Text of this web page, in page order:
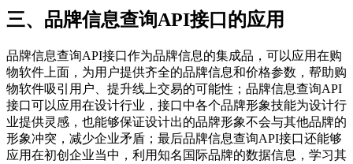
三、品牌信息查询API接口的应用
品牌信息查询API接口作为品牌信息的集成品，可以应用在购
物软件上面，为用户提供齐全的品牌信息和价格参数，帮助购
物软件吸引用户、提升线上交易的可能性；品牌信息查询API
接口可以应用在设计行业，接口中各个品牌形象技能为设计行
业提供灵感，也能够保证设计出的品牌形象不会与其他品牌的
形象冲突，减少企业矛盾；最后品牌信息查询API接口还能够
应用在初创企业当中，利用知名国际品牌的数据信息，学习其